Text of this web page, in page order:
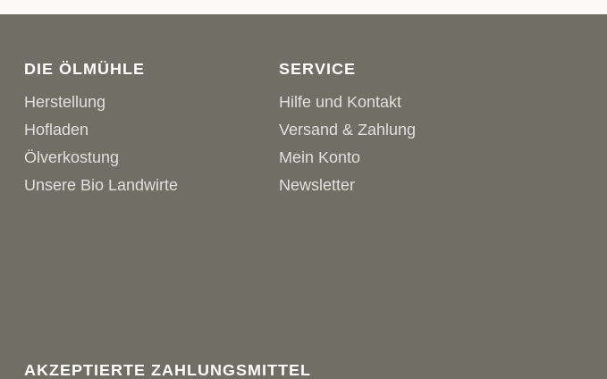
DIE ÖLMÜHLE
Herstellung
Hofladen
Ölverkostung
Unsere Bio Landwirte
SERVICE
Hilfe und Kontakt
Versand & Zahlung
Mein Konto
Newsletter
AKZEPTIERTE ZAHLUNGSMITTEL